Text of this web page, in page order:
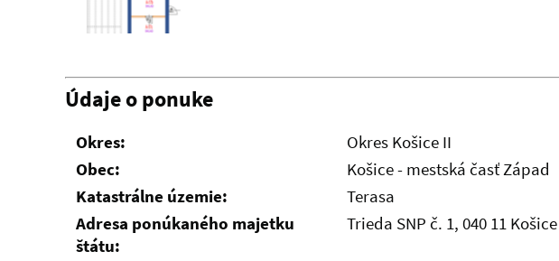
Údaje o ponuke
Okres:
Okres Košice II
Obec:
Košice - mestská časť Západ
Katastrálne územie:
Terasa
Adresa ponúkaného majetku
štátu:
Trieda SNP č. 1, 040 11 Košice